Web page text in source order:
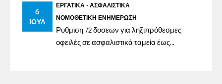
6
ΙΟΎΛ
ΕΡΓΑΤΙΚΆ - ΑΣΦΑΛΙΣΤΙΚΆ
ΝΟΜΟΘΕΤΙΚΉ ΕΝΗΜΈΡΩΣΗ
Ρυθμιση 72 δοσεων για ληξιπρόθεσμες
οφειλές σε ασφαλιστικά ταμεία έως